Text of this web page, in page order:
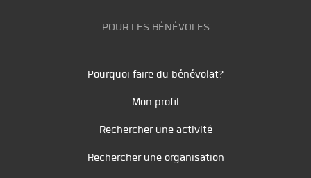
POUR LES BÉNÉVOLES
Pourquoi faire du bénévolat?
Mon profil
Rechercher une activité
Rechercher une organisation